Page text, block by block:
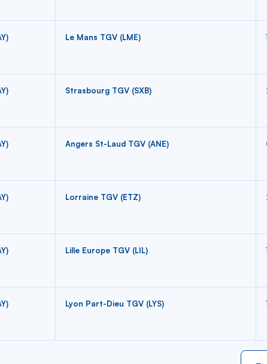
Le Mans TGV (LME)
Strasbourg TGV (SXB)
Angers St-Laud TGV (ANE)
Lorraine TGV (ETZ)
Lille Europe TGV (LIL)
Lyon Part-Dieu TGV (LYS)